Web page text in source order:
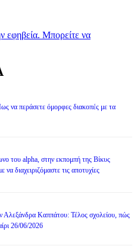
εφηβεία. Μπορείτε να
να περάσετε όμορφες διακοπές με τα
του alpha, στην εκπομπή της Βίκυς
διαχειριζόμαστε τις αποτυχίες
Αλεξάνδρα Καππάτου: Τέλος σχολείου, πώς
26/06/2026